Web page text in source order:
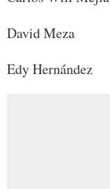
David Meza
Edy Hernández